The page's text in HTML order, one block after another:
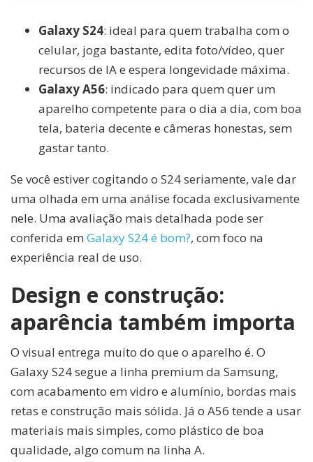
Galaxy S24: ideal para quem trabalha com o
celular, joga bastante, edita foto/vídeo, quer
recursos de IA e espera longevidade máxima.
Galaxy A56: indicado para quem quer um
aparelho competente para o dia a dia, com boa
tela, bateria decente e câmeras honestas, sem
gastar tanto.
Se você estiver cogitando o S24 seriamente, vale dar
uma olhada em uma análise focada exclusivamente
nele. Uma avaliação mais detalhada pode ser
conferida em Galaxy S24 é bom?, com foco na
experiência real de uso.
Design e construção:
aparência também importa
O visual entrega muito do que o aparelho é. O
Galaxy S24 segue a linha premium da Samsung,
com acabamento em vidro e alumínio, bordas mais
retas e construção mais sólida. Já o A56 tende a usar
materiais mais simples, como plástico de boa
qualidade, algo comum na linha A.